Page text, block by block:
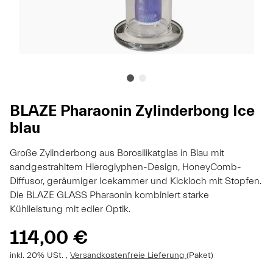
BLAZE Pharaonin Zylinderbong Ice
blau
Große Zylinderbong aus Borosilikatglas in Blau mit
sandgestrahltem Hieroglyphen-Design, HoneyComb-
Diffusor, geräumiger Icekammer und Kickloch mit Stopfen.
Die BLAZE GLASS Pharaonin kombiniert starke
Kühlleistung mit edler Optik.
114,00 €
inkl. 20% USt. , Versandkostenfreie Lieferung (Paket)